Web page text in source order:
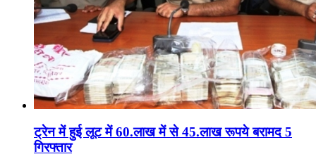
ट्रेन में हुई लूट में 60.लाख में से 45.लाख रूपये बरामद 5
गिरफ्तार